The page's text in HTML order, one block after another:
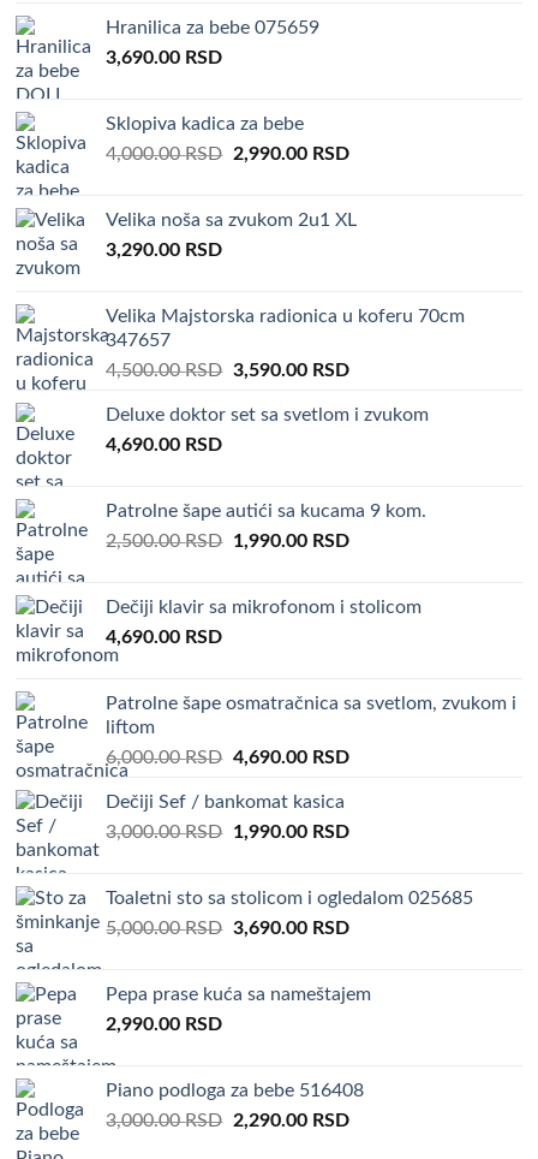
Hranilica za bebe 075659
3,690.00 RSD
Sklopiva kadica za bebe
4,000.00RSD Original
4,000.00 RSD.
2,990.00 RSDCurrent
2,990.00 RSD.
Velika noša sa zvukom 2u1 XL
3,290.00 RSD
Velika Majstorska radionica u koferu 70cm
347657
4,500.00RSD Original
was:
3,590.00 RSDCurrent
is:
Deluxe doktor set sa svetlom i zvukom
4,690.00 RSD
Patrolne šape autići sa kucama 9 kom.
2,500.00RSD Original
2,500.00 RSD.
1,990.00 RSDCurrent
1,990.00 RSD.
Dečiji klavir sa mikrofonom i stolicom
4,690.00 RSD
Patrolne šape osmatračnica sa svetlom, zvukom i
liftom
6,000.00RSD Original
was:
6,000.00 RSD.
4,690.00 RSDCurrent
4,690.00 RSD.
Dečiji Sef / bankomat kasica
3,000.00RSD Original
3,000.00 RSD.
1,990.00 RSDCurrent
1,990.00 RSD.
Toaletni sto sa stolicom i ogledalom 025685
5,000.00RSD Original
5,000.00 RSD.
3,690.00 RSDCurrent
3,690.00 RSD.
Pepa prase kuća sa nameštajem
2,990.00 RSD
Piano podloga za bebe 516408
3,000.00RSD Original
2,290.00 RSDCurrent